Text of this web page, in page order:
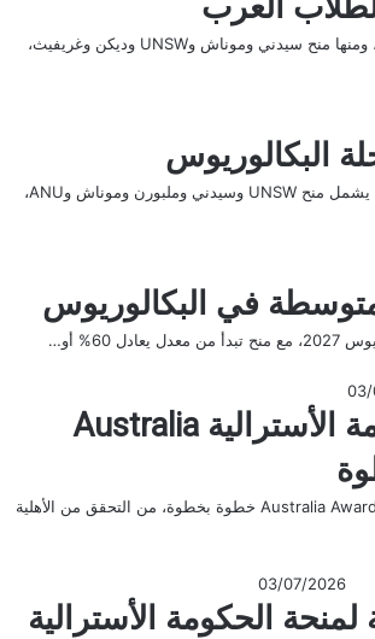
تعرف على أفضل منح البكالوريوس في أستراليا للطلاب العرب 2026–2027، ومنها منح سيدني وموناش وUNSW وديكن وغريفيث،
البكالوريوس
تعرف على مواعيد التقديم على منح أستراليا لمرحلة البكالوريوس 2027، بما يشمل منح UNSW وسيدني وملبورن وموناش وANU،
في البكالوريوس
أو…
03/
كيفية التقديم لمنحة الحكومة الأسترالية Australia
تعرف على كيفية التقديم لمنحة الحكومة الأسترالية Australia Awards خطوة بخطوة، من التحقق من الأهلية
03/07/2026
الحكومة الأسترالية